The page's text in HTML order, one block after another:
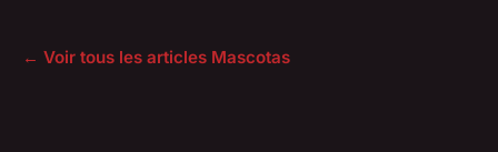
← Voir tous les articles Mascotas